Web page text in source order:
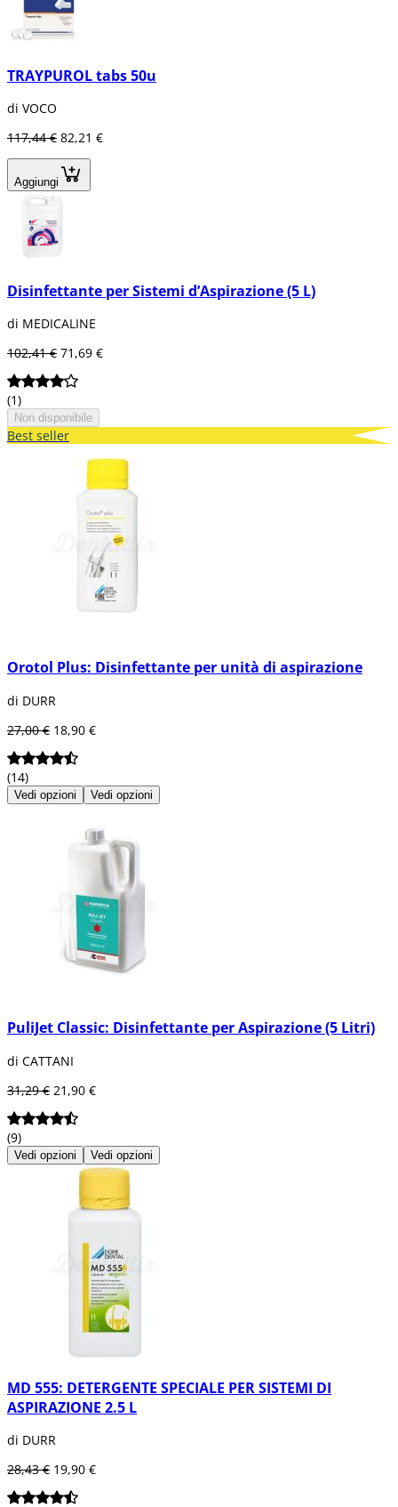
TRAYPUROL tabs 50u
di VOCO
117,44 € 82,21 €
Aggiungi
Disinfettante per Sistemi d’Aspirazione (5 L)
di MEDICALINE
102,41 € 71,69 €
(1)
Non disponibile
Best seller
Orotol Plus: Disinfettante per unità di aspirazione
di DURR
27,00 € 18,90 €
(14)
Vedi opzioni Vedi opzioni
PuliJet Classic: Disinfettante per Aspirazione (5 Litri)
di CATTANI
31,29 € 21,90 €
(9)
Vedi opzioni Vedi opzioni
MD 555: DETERGENTE SPECIALE PER SISTEMI DI
ASPIRAZIONE 2.5 L
di DURR
28,43 € 19,90 €